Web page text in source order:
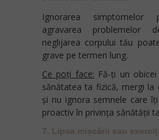
Ignorarea
agravarea problemelor
neglijarea corpului tău
grave pe termen lung.
Ce poți face: Fă-ți un
sănătatea ta fizică, mergi la
și nu ignora semnele care
proactiv în privința sănătății
7. Lipsa mișcării sau